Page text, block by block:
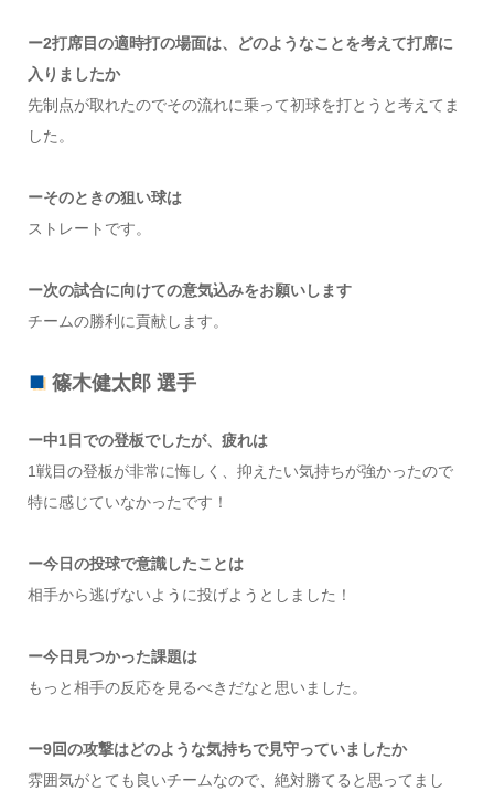
ー2打席目の適時打の場面は、どのようなことを考えて打席に
入りましたか
先制点が取れたのでその流れに乗って初球を打とうと考えてま
した。
ーそのときの狙い球は
ストレートです。
ー次の試合に向けての意気込みをお願いします
チームの勝利に貢献します。
篠木健太郎 選手
ー中1日での登板でしたが、疲れは
1戦目の登板が非常に悔しく、抑えたい気持ちが強かったので
特に感じていなかったです！
ー今日の投球で意識したことは
相手から逃げないように投げようとしました！
ー今日見つかった課題は
もっと相手の反応を見るべきだなと思いました。
ー9回の攻撃はどのような気持ちで見守っていましたか
雰囲気がとても良いチームなので、絶対勝てると思ってまし